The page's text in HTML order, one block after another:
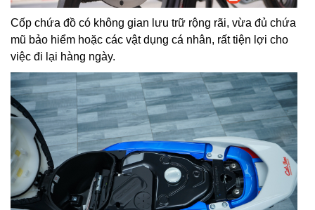
Cốp chứa đồ có không gian lưu trữ rộng rãi, vừa đủ chứa
mũ bảo hiểm hoặc các vật dụng cá nhân, rất tiện lợi cho
việc đi lại hàng ngày.